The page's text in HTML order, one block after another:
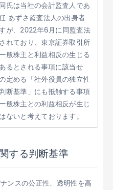
氏は当社の会計監査人であ
あずさ監査法人の出身者
が、2022年6月に同監査法
れており、東京証券取引所
般株主と利益相反の生じる
るとされる事項に該当せ
定める「社外役員の独立性
断基準」にも抵触する事項
般株主との利益相反が生じ
ないと考えております。
する判断基準
ンスの公正性、透明性を高